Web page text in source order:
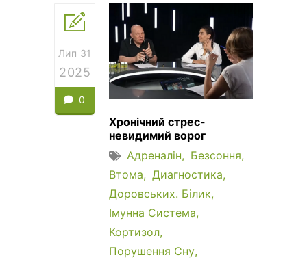
Лип 31
2025
0
Хронічний стрес-
невидимий ворог
Адреналін
Безсоння
Втома
Диагностика
Доровських. Білик
Імунна Система
Кортизол
Порушення Сну